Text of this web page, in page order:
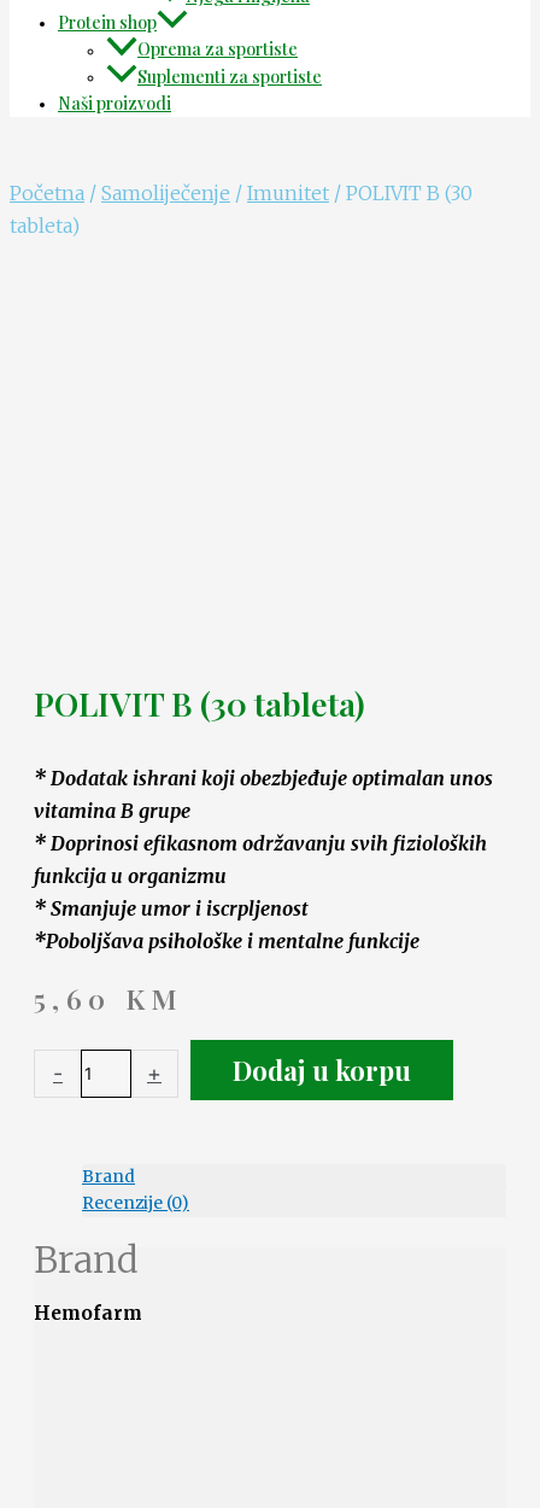
Protein shop
Oprema za sportiste
Suplementi za sportiste
Naši proizvodi
Početna / Samoliječenje / Imunitet / POLIVIT B (30
tableta)
POLIVIT B (30 tableta)
* Dodatak ishrani koji obezbjeđuje optimalan unos
vitamina B grupe
* Doprinosi efikasnom održavanju svih fizioloških
funkcija u organizmu
* Smanjuje umor i iscrpljenost
*Poboljšava psihološke i mentalne funkcije
5,60 KM
- + Dodaj u korpu
Brand
Recenzije (0)
Brand
Hemofarm